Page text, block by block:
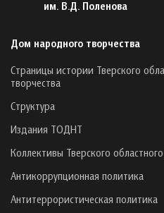
им. В.Д. Поленова
Дом народного творчества
Страницы истории Тверского
творчества
Структура
Издания ТОДНТ
Коллективы Тверского
Антикоррупционная политика
Антитеррористическая политика